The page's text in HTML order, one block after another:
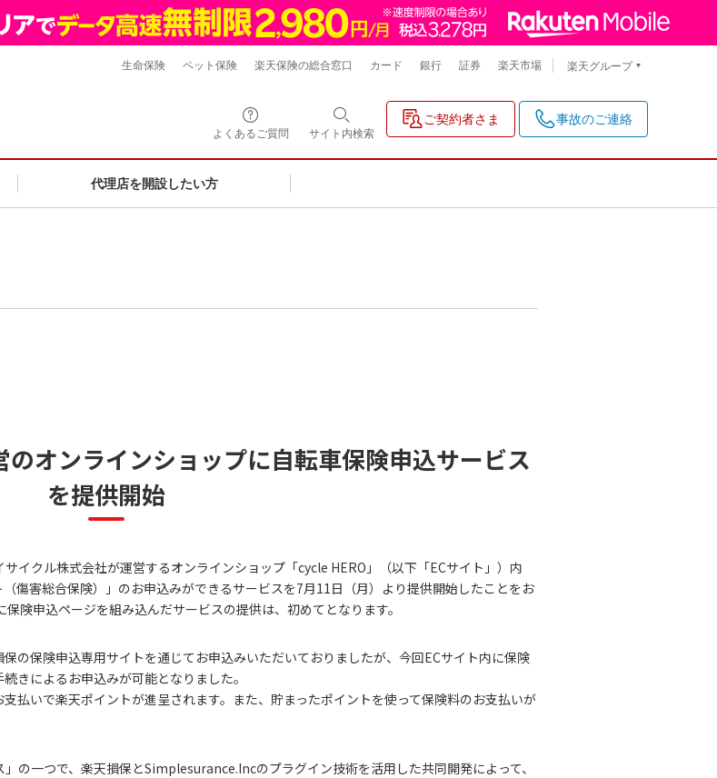
よくあるご質問 サイト内検索
ご契約者さま 事故のご連絡
代理店を開設したい方
生命保険 ペット保険 楽天保険の総合窓口 カード 銀行 証券 楽天市場 楽天グループ
オンラインショップに自転車保険申込サービス
を提供開始
イクル株式会社が運営するオンラインショップ「cycle HERO」（以下「ECサイト」）内
傷害総合保険）」のお申込みができるサービスを7月11日（月）より提供開始したことをお
険申込ページを組み込んだサービスの提供は、初めてとなります。
の保険申込専用サイトを通じてお申込みいただいておりましたが、今回ECサイト内に保険
きによるお申込みが可能となりました。
払いで楽天ポイントが進呈されます。また、貯まったポイントを使って保険料のお支払いが
の一つで、楽天損保とSimplesurance.Incのプラグイン技術を活用した共同開発によって、